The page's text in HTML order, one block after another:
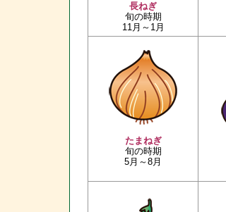
長ねぎ
旬の時期
11月～1月
たまねぎ
旬の時期
5月～8月